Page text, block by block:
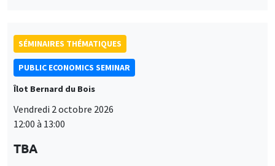
SÉMINAIRES THÉMATIQUES
PUBLIC ECONOMICS SEMINAR
Îlot Bernard du Bois
Vendredi 2 octobre 2026
12:00 à 13:00
TBA